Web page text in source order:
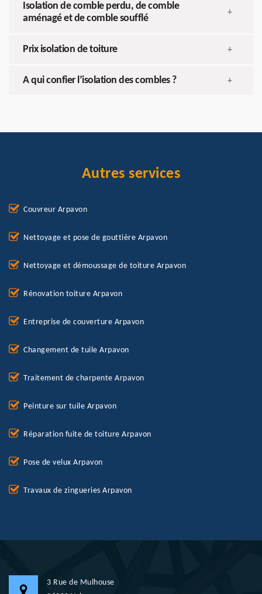
Isolation de comble perdu, de comble
aménagé et de comble soufflé
+
Prix isolation de toiture +
A qui confier l’isolation des combles ? +
Autres services
Couvreur Arpavon
Nettoyage et pose de gouttière Arpavon
Nettoyage et démoussage de toiture Arpavon
Rénovation toiture Arpavon
Entreprise de couverture Arpavon
Changement de tuile Arpavon
Traitement de charpente Arpavon
Peinture sur tuile Arpavon
Réparation fuite de toiture Arpavon
Pose de velux Arpavon
Travaux de zingueries Arpavon
3 Rue de Mulhouse